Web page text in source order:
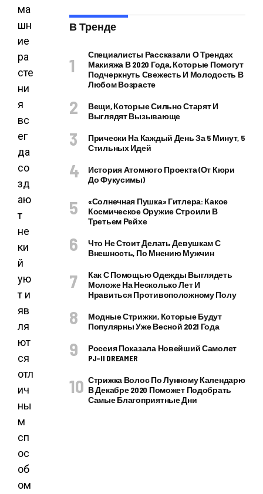
ма
шн
ие
ра
сте
ни
я
вс
ег
да
со
зд
аю
т
не
ки
й
ую
т и
яв
ля
ют
ся
отл
ич
ны
м
сп
ос
об
ом
В Тренде
Специалисты Рассказали О Трендах
Макияжа В 2020 Года, Которые Помогут
Подчеркнуть Свежесть И Молодость В
Любом Возрасте
Вещи, Которые Сильно Старят И
Выглядят Вызывающе
Прически На Каждый День За 5 Минут, 5
Стильных Идей
История Атомного Проекта (от Кюри
До Фукусимы)
«Солнечная Пушка» Гитлера: Какое
Космическое Оружие Строили В
Третьем Рейхе
Что Не Стоит Делать Девушкам С
Внешность, По Мнению Мужчин
Как С Помощью Одежды Выглядеть
Моложе На Несколько Лет И
Нравиться Противоположному Полу
Модные Стрижки, Которые Будут
Популярны Уже Весной 2021 Года
Россия Показала Новейший Самолет
PJ–II DREAMER
Стрижка Волос По Лунному Календарю
В Декабре 2020 Поможет Подобрать
Самые Благоприятные Дни